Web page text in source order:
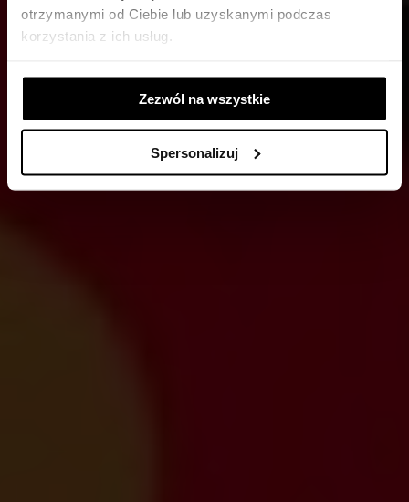
otrzymanymi od Ciebie lub uzyskanymi podczas
korzystania z ich usług.
Zezwól na wszystkie
Spersonalizuj